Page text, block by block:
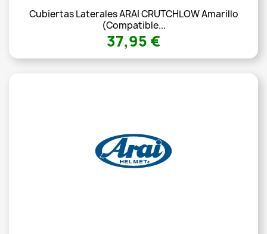
Cubiertas Laterales ARAI CRUTCHLOW Amarillo
(Compatible...
37,95 €